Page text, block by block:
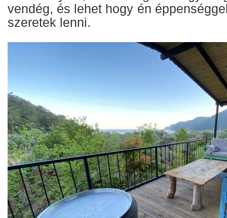
vendég, és lehet hogy én
szeretek lenni.